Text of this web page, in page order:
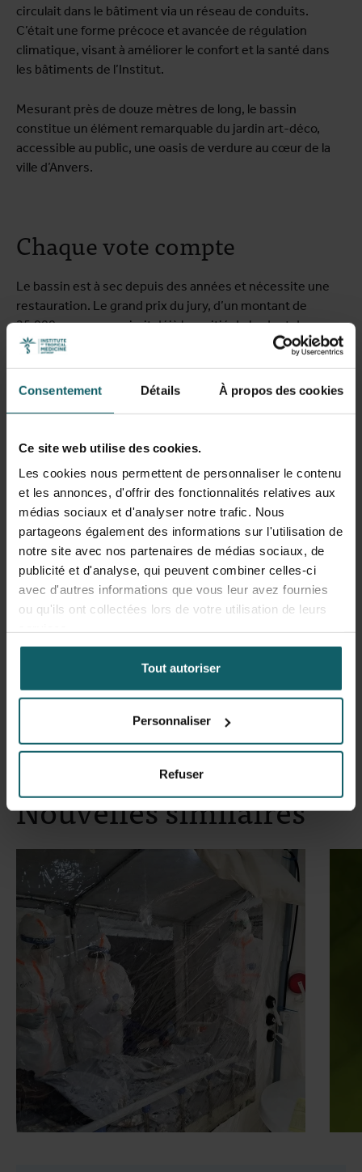
Consentement Détails À propos des cookies
Ce site web utilise des cookies.
Les cookies nous permettent de personnaliser le contenu
et les annonces, d'offrir des fonctionnalités relatives aux
médias sociaux et d'analyser notre trafic. Nous
partageons également des informations sur l'utilisation de
notre site avec nos partenaires de médias sociaux, de
publicité et d'analyse, qui peuvent combiner celles-ci
avec d'autres informations que vous leur avez fournies
ou qu'ils ont collectées lors de votre utilisation de leurs
Tout autoriser
Personnaliser
Refuser
circulait dans le bâtiment via un réseau de conduits.
C’était une forme précoce et avancée de régulation
climatique, visant à améliorer le confort et la santé dans
les bâtiments de l’Institut.
Mesurant près de douze mètres de long, le bassin
constitue un élément remarquable du jardin art-déco,
accessible au public, une oasis de verdure au cœur de la
ville d’Anvers.
Chaque vote compte
Le bassin est à sec depuis des années et nécessite une
restauration. Le grand prix du jury, d’un montant de
25.000 euros, couvrirait déjà la moitié du budget de
restauration estimé, représentant une étape cruciale vers
euros récompensera le projet ayant reçu le plus de votes.
jury composé de personnalités belges décident quels
bénéficiera d’une restauration menée par l’IRPA, d’une
valeur de 25.000 euros, rendue possible grâce à la Loterie
Nationale.
Plus le projet reçoit de soutien, plus grandes sont les
chances de voir renaître ce morceau unique de l’histoire
anversoise.
Plus d’informations:https://www.kikirpa.be/fr/objets-
Faites passer le mot ! Partagez cette nouvelle
sur
Nouvelles similaires